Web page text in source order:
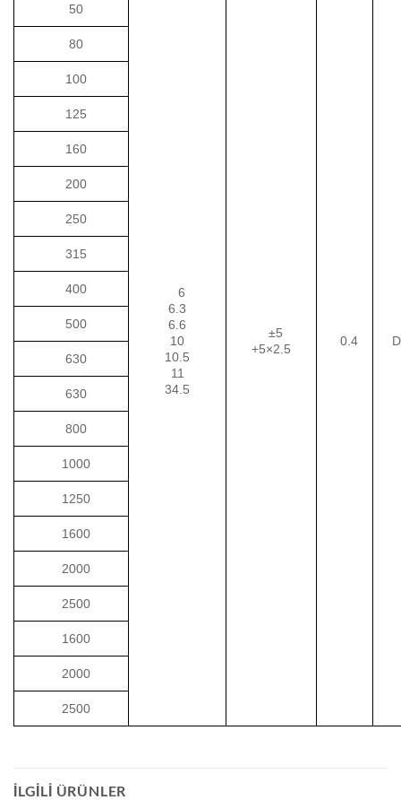
6
6.3
6.6
10
10.5
11
34.5
±5
+5×2.5
0.4
50
80
100
125
160
200
250
315
400
500
630
630
800
1000
1250
1600
2000
2500
1600
2000
2500
İLGILI ÜRÜNLER